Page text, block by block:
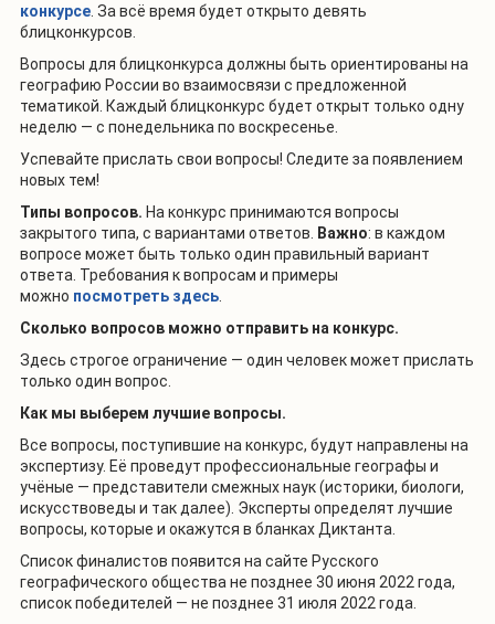
конкурсе . За всё время будет открыто девять
блицконкурсов.
Вопросы для блицконкурса должны быть ориентированы на
географию России во взаимосвязи с предложенной
тематикой. Каждый блицконкурс будет открыт только одну
неделю — с понедельника по воскресенье.
Успевайте прислать свои вопросы! Следите за появлением
новых тем!
Типы вопросов. На конкурс принимаются вопросы
закрытого типа, с вариантами ответов. Важно: в каждом
вопросе может быть только один правильный вариант
ответа. Требования к вопросам и примеры
можно посмотреть здесь
Сколько вопросов можно отправить на конкурс.
Здесь строгое ограничение — один человек может прислать
только один вопрос.
Как мы выберем лучшие вопросы.
Все вопросы, поступившие на конкурс, будут направлены на
экспертизу. Её проведут профессиональные географы и
учёные — представители смежных наук (историки, биологи,
искусствоведы и так далее). Эксперты определят лучшие
вопросы, которые и окажутся в бланках Диктанта.
Список финалистов появится на сайте Русского
географического общества не позднее 30 июня 2022 года,
список победителей — не позднее 31 июля 2022 года.